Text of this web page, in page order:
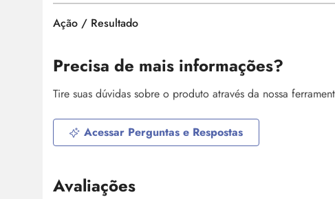
Ação / Resultado
Precisa de mais informações?
Tire suas dúvidas sobre o produto através da nossa
Acessar Perguntas e Respostas
Avaliações